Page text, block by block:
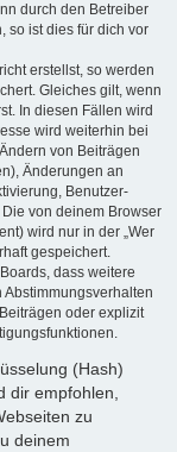
durch den Betreiber
so ist dies für dich vor
erstellst, so werden
Gleiches gilt, wenn
In diesen Fällen wird
wird weiterhin bei
von Beiträgen
Änderungen an
Benutzer-
von deinem Browser
wird nur in der „Wer
gespeichert.
dass weitere
oder explizit
(Hash)
dir empfohlen,
zu
deinem